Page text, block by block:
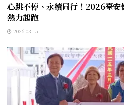
心跳不停、永續同行！2026臺安
熱力起跑
2026-03-15